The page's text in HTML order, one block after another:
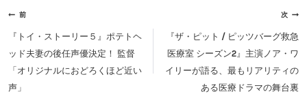
投
稿
ナ
ビ
ゲ
前
『トイ・ストーリー５』ポテトヘ
ッド夫妻の後任声優決定！ 監督
「オリジナルにおどろくほど近い
声」
次
『ザ・ピット / ピッツバーグ救急
医療室 シーズン2』主演ノア・ワ
イリーが語る、最もリアリティの
ある医療ドラマの舞台裏